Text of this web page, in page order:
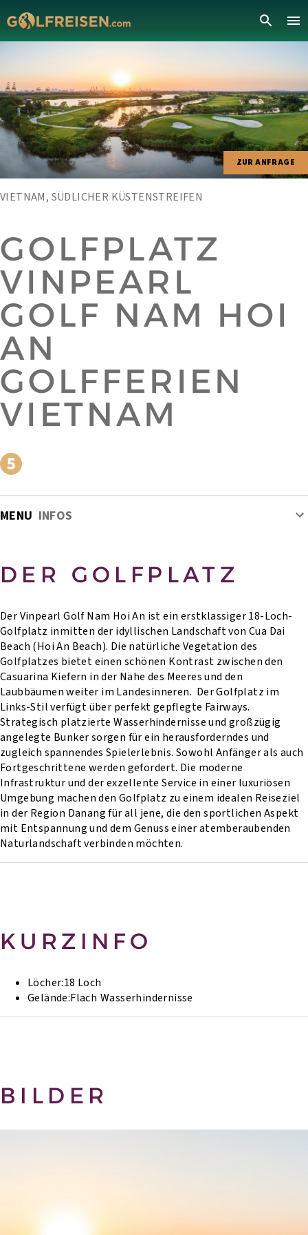
ZUR ANFRAGE
VIETNAM, SÜDLICHER KÜSTENSTREIFEN
GOLFPLATZ
VINPEARL
GOLF NAM HOI
AN
GOLFFERIEN
VIETNAM
MENU INFOS
DER GOLFPLATZ
Der Vinpearl Golf Nam Hoi An ist ein erstklassiger 18-Loch-
Golfplatz inmitten der idyllischen Landschaft von Cua Dai
Beach (Hoi An Beach). Die natürliche Vegetation des
Golfplatzes bietet einen schönen Kontrast zwischen den
Casuarina Kiefern in der Nähe des Meeres und den
Laubbäumen weiter im Landesinneren. Der Golfplatz im
Links-Stil verfügt über perfekt gepflegte Fairways.
Strategisch platzierte Wasserhindernisse und großzügig
angelegte Bunker sorgen für ein herausforderndes und
zugleich spannendes Spielerlebnis. Sowohl Anfänger als auch
Fortgeschrittene werden gefordert. Die moderne
Infrastruktur und der exzellente Service in einer luxuriösen
Umgebung machen den Golfplatz zu einem idealen Reiseziel
in der Region Danang für all jene, die den sportlichen Aspekt
mit Entspannung und dem Genuss einer atemberaubenden
Naturlandschaft verbinden möchten.
KURZINFO
Löcher:18 Loch
Gelände:Flach Wasserhindernisse
BILDER